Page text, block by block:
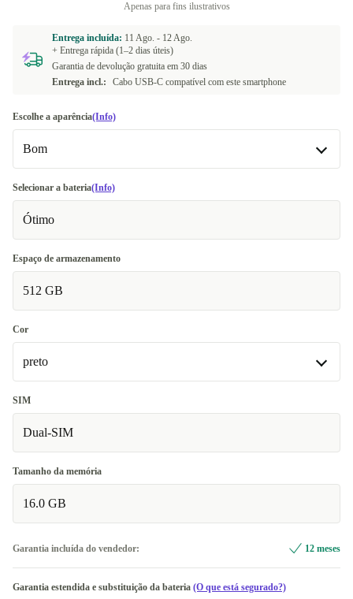
Apenas para fins ilustrativos
Entrega incluída: 11 Ago. - 12 Ago.
+ Entrega rápida (1–2 dias úteis)
Garantia de devolução gratuita em 30 dias
Entrega incl.:
Cabo USB-C compatível com este smartphone
Escolhe a aparência(Info)
Bom
Bom
Muito bom
Excelente
Selecionar a bateria(Info)
Ótimo
Espaço de armazenamento
512 GB
Cor
preto
preto
violeta
SIM
Dual-SIM
Tamanho da memória
16.0 GB
Garantia incluída do vendedor: 12 meses
Garantia estendida e substituição da bateria (O que está segurado?)